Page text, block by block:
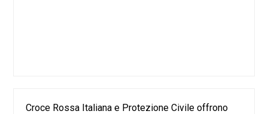
Croce Rossa Italiana e Protezione Civile offrono